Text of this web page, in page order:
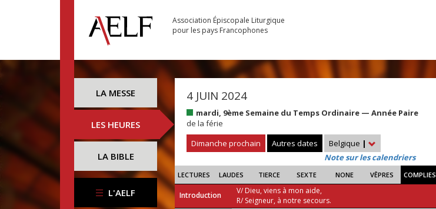
Association Épiscopale Liturgique
pour les pays Francophones
LA MESSE
LES HEURES
LA BIBLE
L'AELF
4 JUIN 2024
mardi, 9ème Semaine du Temps Ordinaire — Année Paire
de la férie
Dimanche prochain
Autres dates Belgique |
Note sur les calendriers
LECTURES LAUDES TIERCE SEXTE NONE VÊPRES COMPLIES
Introduction
V/ Dieu, viens à mon aide,
R/ Seigneur, à notre secours.